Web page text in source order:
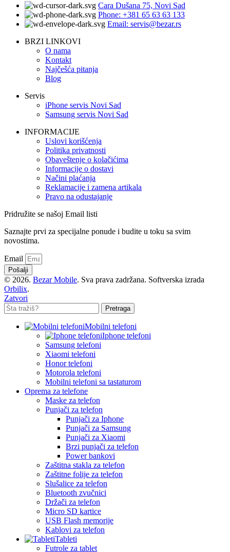
Cara Dušana 75, Novi Sad
Phone: +381 65 63 63 133
Email: servis@bezar.rs
BRZI LINKOVI
O nama
Kontakt
Najčešća pitanja
Blog
Servis
iPhone servis Novi Sad
Samsung servis Novi Sad
INFORMACIJE
Uslovi korišćenja
Politika privatnosti
Obaveštenje o kolačićima
Informacije o dostavi
Načini plaćanja
Reklamacije i zamena artikala
Pravo na odustajanje
Pridružite se našoj Email listi
Saznajte prvi za specijalne ponude i budite u toku sa svim
novostima.
Email
Pošalji
© 2026. Bezar Mobile. Sva prava zadržana. Softverska izrada
Orbilix.
Zatvori
Pretraga
Mobilni telefoni
Iphone telefoni
Samsung telefoni
Xiaomi telefoni
Honor telefoni
Motorola telefoni
Mobilni telefoni sa tastaturom
Oprema za telefone
Maske za telefon
Punjači za telefon
Punjači za Iphone
Punjači za Samsung
Punjači za Xiaomi
Brzi punjači za telefon
Power bankovi
Zaštitna stakla za telefon
Zaštitne folije za telefon
Slušalice za telefon
Bluetooth zvučnici
Držači za telefon
Micro SD kartice
USB Flash memorije
Kablovi za telefon
Tableti
Futrole za tablet